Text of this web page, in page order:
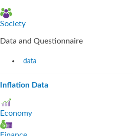
Society
Data and Questionnaire
data
Inflation Data
Economy